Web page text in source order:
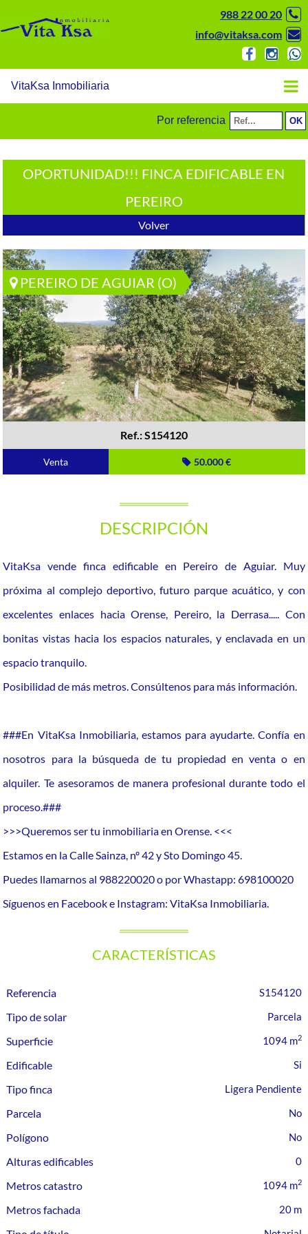
988 22 00 20
info@vitaksa.com
VitaKsa Inmobiliaria
Por referencia
OPORTUNIDAD!!! FINCA EDIFICABLE EN
PEREIRO
Volver
PEREIRO DE AGUIAR (O)
Ref.: S154120
Venta 50.000 €
DESCRIPCIÓN
VitaKsa vende finca edificable en Pereiro de Aguiar. Muy
próxima al complejo deportivo, futuro parque acuático, y con
excelentes enlaces hacia Orense, Pereiro, la Derrasa..... Con
bonitas vistas hacia los espacios naturales, y enclavada en un
espacio tranquilo.
Posibilidad de más metros. Consúltenos para más información.
###En VitaKsa Inmobiliaria, estamos para ayudarte. Confía en
nosotros para la búsqueda de tu propiedad en venta o en
alquiler. Te asesoramos de manera profesional durante todo el
proceso.###
>>>Queremos ser tu inmobiliaria en Orense. <<<
Estamos en la Calle Sainza, nº 42 y Sto Domingo 45.
Puedes llamarnos al 988220020 o por Whastapp: 698100020
Síguenos en Facebook e Instagram: VitaKsa Inmobiliaria.
CARACTERÍSTICAS
Referencia S154120
Tipo de solar Parcela
Superficie 1094 m2
Edificable
Tipo finca
Ligera Pendiente
Parcela
Polígono
Alturas edificables
0
Metros catastro 1094 m2
Metros fachada 20 m